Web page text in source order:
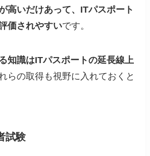
高いだけあって、ITパスポート
価されやすいです。
知識はITパスポートの延長線上
らの取得も視野に入れておくと
試験